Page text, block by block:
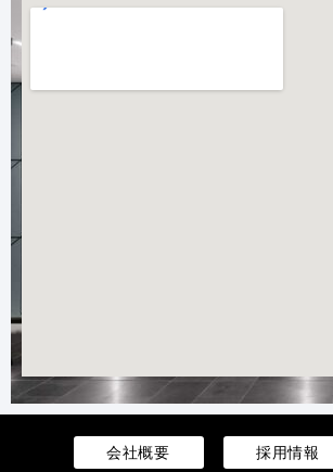
会社概要 採用情報